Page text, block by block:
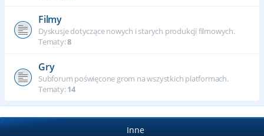
Filmy
Dyskusje dotyczące nowych i starych produkcji filmowych.
Tematy:8
Gry
Subforum poświęcone grom na wszystkich platformach.
Tematy:14
Inne